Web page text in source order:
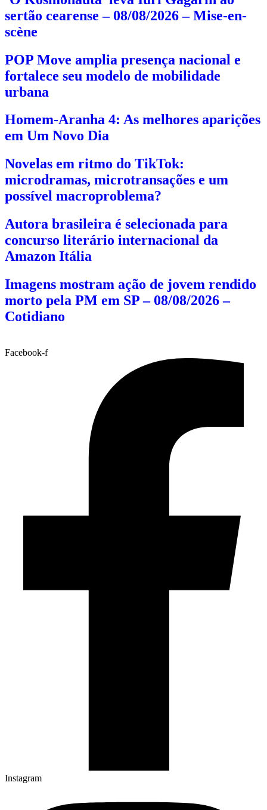
sertão cearense – 08/08/2026 – Mise-en-
scène
POP Move amplia presença nacional e
fortalece seu modelo de mobilidade
urbana
Homem-Aranha 4: As melhores aparições
em Um Novo Dia
Novelas em ritmo do TikTok:
microdramas, microtransações e um
possível macroproblema?
Autora brasileira é selecionada para
concurso literário internacional da
Amazon Itália
Imagens mostram ação de jovem rendido
morto pela PM em SP – 08/08/2026 –
Cotidiano
Facebook-f
Instagram